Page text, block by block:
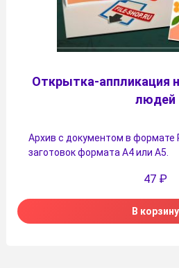
Открытка-аппликация
людей
Архив с документом в формате
заготовок формата А4 или А5.
47 ₽
В корзину